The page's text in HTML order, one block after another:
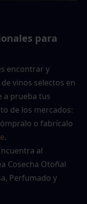
para
encontrar y
vinos selectos en
a prueba tus
de los mercados:
o fabrícalo
.
al
Cosecha Otoñal
Perfumado y